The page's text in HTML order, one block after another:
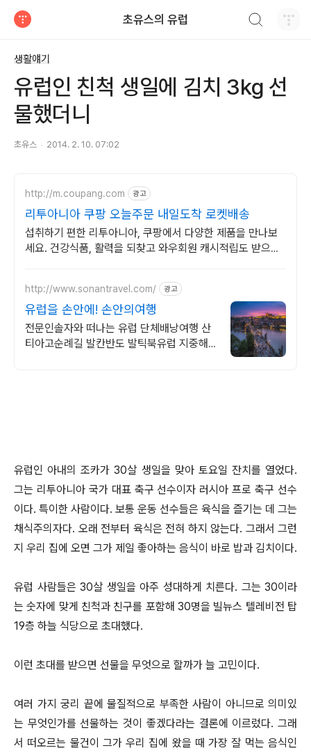
초유스의 유럽
생활얘기
유럽인 친척 생일에 김치 3kg 선
물했더니
초유스 2014. 2. 10. 07:02
http://m.coupang.com 광고
리투아니아 쿠팡 오늘주문 내일도착 로켓배송
섭취하기 편한 리투아니아, 쿠팡에서 다양한 제품을 만나보
세요. 건강식품, 활력을 되찾고 와우회원 캐시적립도 받으세
http://www.sonantravel.com/ 광고
유럽을 손안에! 손안의여행
전문인솔자와 떠나는 유럽 단체배낭여행 산
티아고순례길 발칸반도 발틱북유럽 지중해
유럽인 아내의 조카가 30살 생일을 맞아 토요일 잔치를 열었다.
그는 리투아니아 국가 대표 축구 선수이자 러시아 프로 축구 선수
이다. 특이한 사람이다. 보통 운동 선수들은 육식을 즐기는 데 그는
채식주의자다. 오래 전부터 육식은 전혀 하지 않는다. 그래서 그런
지 우리 집에 오면 그가 제일 좋아하는 음식이 바로 밥과 김치이다.
유럽 사람들은 30살 생일을 아주 성대하게 치른다. 그는 30이라
는 숫자에 맞게 친척과 친구를 포함해 30명을 빌뉴스 텔레비전 탑
19층 하늘 식당으로 초대했다.
이런 초대를 받으면 선물을 무엇으로 할까가 늘 고민이다.
여러 가지 궁리 끝에 물질적으로 부족한 사람이 아니므로 의미있
는 무엇인가를 선물하는 것이 좋겠다라는 결론에 이르렀다. 그래
서 떠오르는 물건이 그가 우리 집에 왔을 때 가장 잘 먹는 음식인